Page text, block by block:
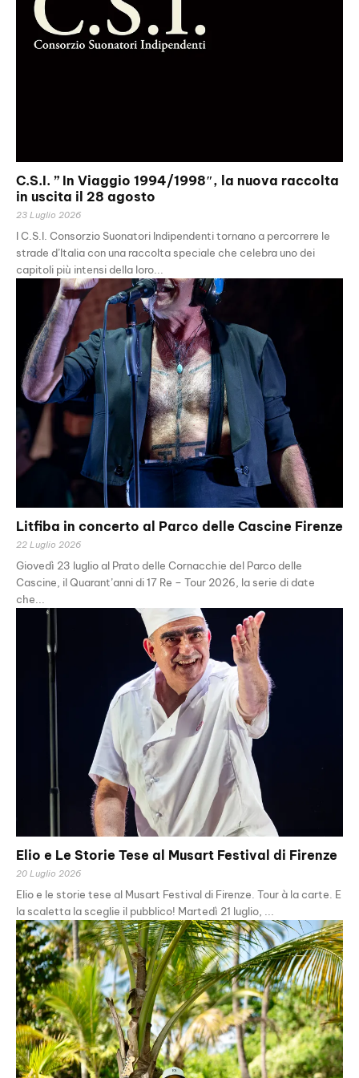
C.S.I. ” In Viaggio 1994/1998″, la nuova raccolta
in uscita il 28 agosto
23 Luglio 2026
I C.S.I. Consorzio Suonatori Indipendenti tornano a percorrere le
strade d’Italia con una raccolta speciale che celebra uno dei
capitoli più intensi della loro...
Litfiba in concerto al Parco delle Cascine Firenze
22 Luglio 2026
Giovedì 23 luglio al Prato delle Cornacchie del Parco delle
Cascine, il Quarant’anni di 17 Re – Tour 2026, la serie di date
che...
Elio e Le Storie Tese al Musart Festival di Firenze
20 Luglio 2026
Elio e le storie tese al Musart Festival di Firenze. Tour à la carte. E
la scaletta la sceglie il pubblico! Martedì 21 luglio, ...